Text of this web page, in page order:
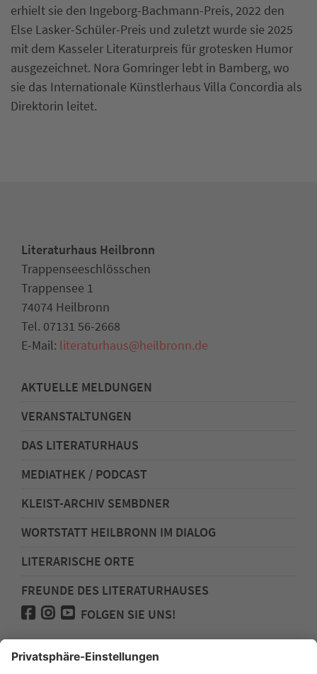
erhielt sie den Ingeborg-Bachmann-Preis, 2022 den
Else Lasker-Schüler-Preis und zuletzt wurde sie 2025
mit dem Kasseler Literaturpreis für grotesken Humor
ausgezeichnet. Nora Gomringer lebt in Bamberg, wo
sie das Internationale Künstlerhaus Villa Concordia als
Direktorin leitet.
Literaturhaus Heilbronn
Trappenseeschlösschen
Trappensee 1
74074 Heilbronn
Tel. 07131 56-2668
E-Mail: literaturhaus@heilbronn.de
AKTUELLE MELDUNGEN
VERANSTALTUNGEN
DAS LITERATURHAUS
MEDIATHEK / PODCAST
KLEIST-ARCHIV SEMBDNER
WORTSTATT HEILBRONN IM DIALOG
LITERARISCHE ORTE
FREUNDE DES LITERATURHAUSES
FOLGEN SIE UNS!
Impressum